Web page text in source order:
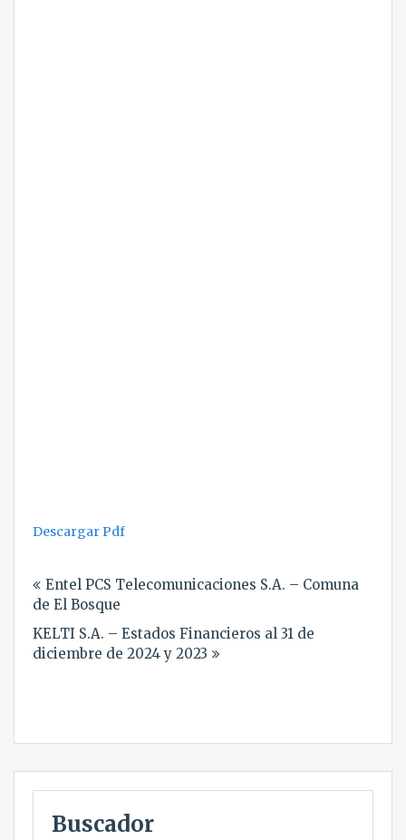
Descargar Pdf
de
entradas
Entel PCS Telecomunicaciones S.A. – Comuna
de El Bosque
KELTI S.A. – Estados Financieros al 31 de
diciembre de 2024 y 2023
Buscador